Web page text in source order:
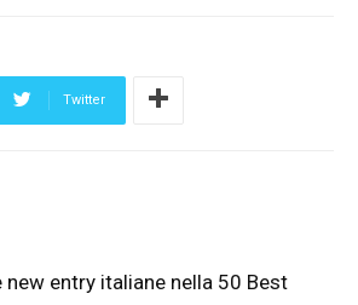
Twitter
new entry italiane nella 50 Best